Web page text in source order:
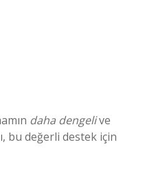
daha dengelive
bu değerli destek için